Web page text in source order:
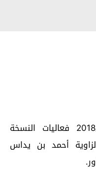
اختتمت أمس السبت 07أبريل2018 فعاليات النسخة
أحمد بن يداس